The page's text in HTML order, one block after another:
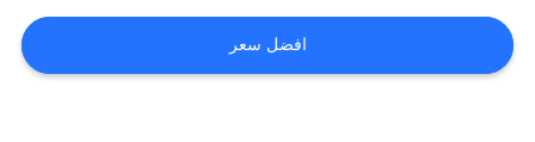
اطلب
اقتباس
افضل سعر